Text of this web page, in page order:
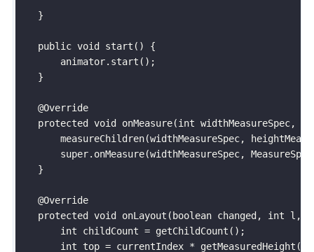
    }
    public void start() {
        animator.start();
    }
    @Override
protected void onMeasure(int widthMeasureSpec,
measureChildren(widthMeasureSpec,
super.onMeasure(widthMeasureSpec,
    }
    @Override
protected void onLayout(boolean changed, int l,
        int childCount = getChildCount();
        int top = currentIndex * getMeasuredHeight();